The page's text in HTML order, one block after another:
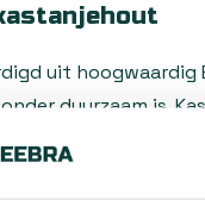
uit hoogwaardig
duurzaam is.
stof die
Hierdoor is
sterk en